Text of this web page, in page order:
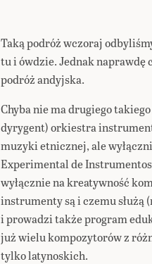
Taką podróż wczoraj
tu i ówdzie. Jednak naprawdę
podróż andyjska.
Chyba nie ma drugiego
dyrygent) orkiestra
muzyki etnicznej, ale
Experimental de
wyłącznie na kreatywność
instrumenty są i czemu służą
i prowadzi także program
już wielu kompozytorów z
tylko latynoskich.